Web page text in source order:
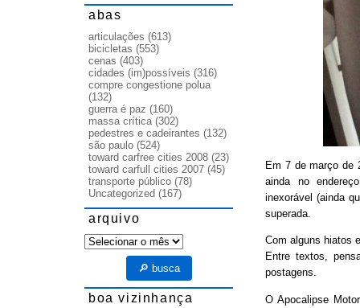
Em 7 de março de
ainda no
inexorável (ainda
superada.
Com alguns hiatos
Entre textos,
postagens.
O Apocalipse
abas
articulações (613)
bicicletas (553)
cenas (403)
cidades (im)possíveis (316)
compre congestione polua
(132)
guerra é paz (160)
massa crítica(302)
pedestres e cadeirantes (132)
são paulo (524)
toward carfree cities 2008 (23)
toward carfull cities 2007 (45)
transporte público (78)
Uncategorized (167)
arquivo
arquivo
🔎 busca
boa vizinhança